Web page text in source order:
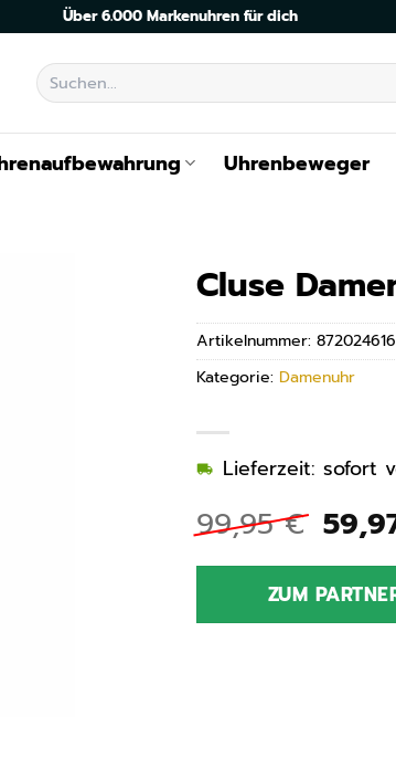
Über 6.000 Markenuhren für dich
Suchen
nach:
Uhrenbeweger
Cluse
99,95€
Preis
war:
Lieferzeit: sofort
ZUM
Artikelnummer:
Kategorie: Damenuhr